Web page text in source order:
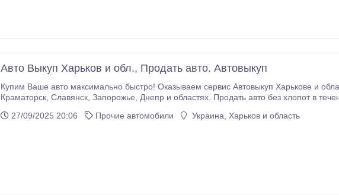
Авто Выкуп Харьков и обл., Продать авто. Автовыкуп
Купим Ваше авто максимально быстро! Оказываем сервис Автовыкуп Харькове и
Краматорск, Славянск, Запорожье, Днепр и областях. Продать авто без хлопот в течение дня, это реально! Вам не нужно делать
27/09/2025 20:06
Прочие автомобили Украина, Харьков и область